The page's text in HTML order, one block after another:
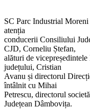
SC Parc Industrial
atenția
conducerii Consiliului
CJD, Corneliu Ștefan,
alături de
județului, Cristian
Avanu și directorul
întâlnit cu Mihai
Petrescu, directorul
Județean Dâmbovița.